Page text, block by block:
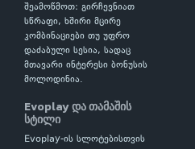
შეამოწმოთ: გირჩევნიათ
სწრაფი, ხშირი მცირე
კომბინაციები თუ უფრო
დაძაბული სესია, სადაც
მთავარი ინტერესი ბონუსის
მოლოდინია.
Evoplay და თამაშის
სტილი
Evoplay-ის სლოტებისთვის